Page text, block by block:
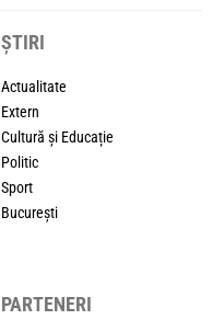
ȘTIRI
Actualitate
Extern
Cultură și Educație
Politic
Sport
București
PARTENERI